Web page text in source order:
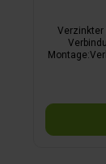
Verzinkter